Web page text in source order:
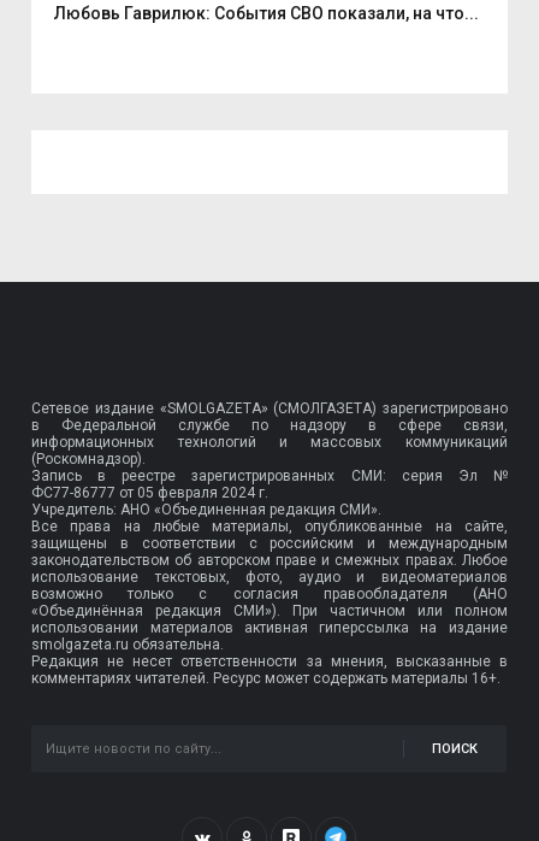
Любовь Гаврилюк: События СВО показали, на что...
Сетевое издание «SMOLGAZETA» (СМОЛГАЗЕТА) зарегистрировано
в Федеральной службе по надзору в сфере связи,
информационных технологий и массовых коммуникаций
(Роскомнадзор).
Запись в реестре зарегистрированных СМИ: серия Эл №
ФС77-86777 от 05 февраля 2024 г.
Учредитель: АНО «Объединенная редакция СМИ».
Все права на любые материалы, опубликованные на сайте,
защищены в соответствии с российским и международным
законодательством об авторском праве и смежных правах. Любое
использование текстовых, фото, аудио и видеоматериалов
возможно только с согласия правообладателя (АНО
«Объединённая редакция СМИ»). При частичном или полном
использовании материалов активная гиперссылка на издание
smolgazeta.ru обязательна.
Редакция не несет ответственности за мнения, высказанные в
комментариях читателей. Ресурс может содержать материалы 16+.
ПОИСК